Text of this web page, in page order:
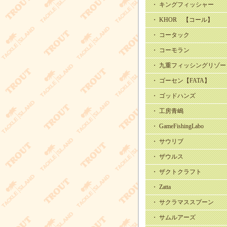
・ キングフィッシャー
・ KHOR 【コール】
・ コータック
・ コーモラン
・ 九重フィッシングリゾ
・ ゴーセン【FATA】
・ ゴッドハンズ
・ 工房青嶋
・ GameFishingLabo
・ サウリブ
・ ザウルス
・ ザクトクラフト
・ Zatta
・ サクラマススプーン
・ サムルアーズ